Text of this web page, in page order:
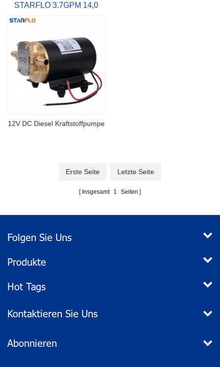
STARFLO 3.7GPM 14,0
LPM Öl Gear Pump
12V DC Diesel Kraftstoffpumpe
Erste Seite Letzte Seite
Insgesamt 1 Seiten
Folgen Sie Uns
Produkte
Hot Tags
Kontaktieren Sie Uns
Abonnieren